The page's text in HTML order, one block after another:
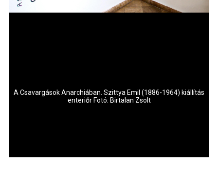
A Csavargások Anarchiában. Szittya Emil (1886-1964) kiállítás
enteriőr Fotó: Birtalan Zsolt